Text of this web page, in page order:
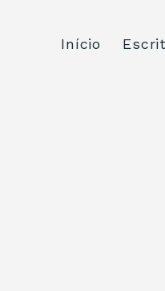
Início